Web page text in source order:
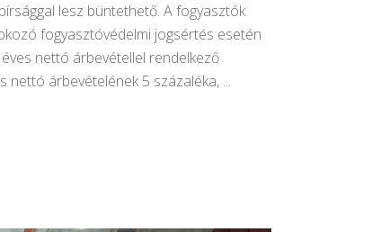
lesz büntethető. A fogyasztók
fogyasztóvédelmi jogsértés esetén
nettó árbevétellel rendelkező
nettó árbevételének 5 százaléka,